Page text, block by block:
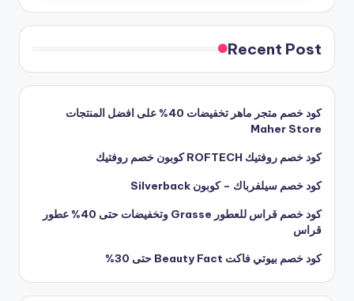
Recent Post
كود خصم متجر ماهر تخفيضات 40% على افضل المنتجات
Maher Store
كود خصم روفتيك ROFTECH كوبون خصم روفتيك
كود خصم سيلفرباك – كوبون Silverback
كود خصم قراس للعطور Grasse وتخفيضات حتى 40% عطور
قراس
كود خصم بيوتي فاكت Beauty Fact حتى 30%